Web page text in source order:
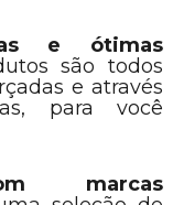
e ótimas
são todos
e através
para você
marcas